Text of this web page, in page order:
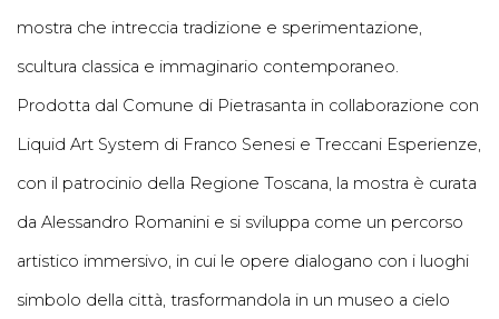
mostra che intreccia tradizione e sperimentazione,
scultura classica e immaginario contemporaneo.
Prodotta dal Comune di Pietrasanta in collaborazione con
Liquid Art System di Franco Senesi e Treccani Esperienze,
con il patrocinio della Regione Toscana, la mostra è curata
da Alessandro Romanini e si sviluppa come un percorso
artistico immersivo, in cui le opere dialogano con i luoghi
simbolo della città, trasformandola in un museo a cielo